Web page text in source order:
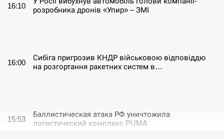
16:10
розробника дронів «Упир» – ЗМІ
16:00
Сибіга пригрозив КНДР військовою відповіддю
на розгортання ракетних систем в…
15:53
Баллистическая атака РФ уничтожила
логистический комплекс PUMA